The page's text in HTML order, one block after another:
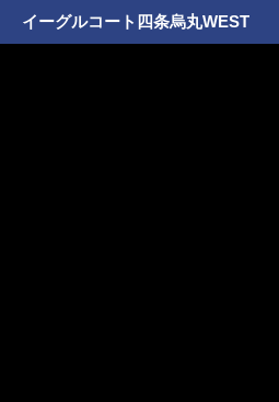
イーグルコート四条烏丸WEST